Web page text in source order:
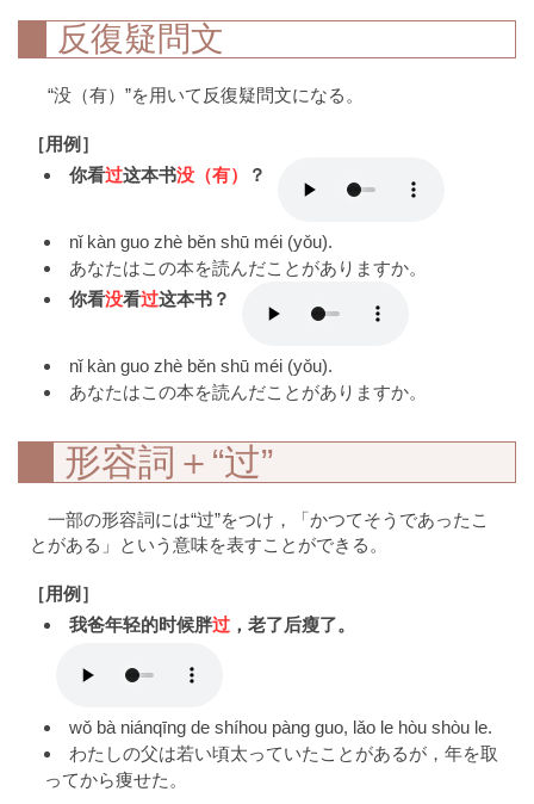
反復疑問文
“没（有）”を用いて反復疑問文になる。
［用例］
你看过这本书没（有） ？
nǐ kàn guo zhè běn shū méi (yǒu).
あなたはこの本を読んだことがありますか。
你看没看过这本书？
nǐ kàn guo zhè běn shū méi (yǒu).
あなたはこの本を読んだことがありますか。
形容詞＋“过”
一部の形容詞には“过”をつけ，「かつてそうであったこ
とがある」という意味を表すことができる。
［用例］
我爸年轻的时候胖过 ，老了后瘦了。
wǒ bà niánqīng de shíhou pàng guo, lǎo le hòu shòu le.
わたしの父は若い頃太っていたことがあるが，年を取
ってから痩せた。